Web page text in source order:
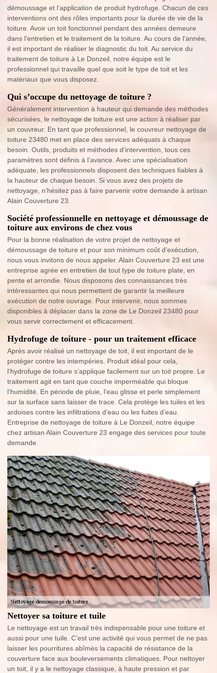
démoussage et l’application de produit hydrofuge. Chacun de ces
interventions ont des rôles importants pour la durée de vie de la
toiture. Avoir un toit fonctionnel pendant des années demeure
dans l’entretien et le traitement de la toiture. Au cours de l’année,
il est important de réaliser le diagnostic du toit. Au service du
traitement de toiture à Le Donzeil, notre équipe est le
professionnel qui travaille quel que soit le type de toit et les
matériaux que vous disposez.
Qui s’occupe du nettoyage de toiture ?
Généralement intervention à hauteur qui demande des méthodes
sécurisées, le nettoyage de toiture est une action à réaliser par
un couvreur. En tant que professionnel, le couvreur nettoyage de
toiture 23480 met en place des services adéquats à chaque
besoin. Outils, produits et méthodes d’intervention, tous ces
paramètres sont définis à l’avance. Avec une spécialisation
adéquate, les professionnels disposent des techniques fiables à
la hauteur de chaque besoin. Si vous avez des projets de
nettoyage, n’hésitez pas à faire parvenir votre demande à artisan
Alain Couverture 23.
Société professionnelle en nettoyage et démoussage de
toiture aux environs de chez vous
Pour la bonne réalisation de votre projet de nettoyage et
démoussage de toiture et pour son minimum coût d’exécution,
nous vous invitons de nous appeler. Alain Couverture 23 est une
entreprise agrée en entretien de tout type de toiture plate, en
pente et arrondie. Nous disposons des connaissances très
intéressantes qui nous permettent de garantir la meilleure
exécution de notre ouvrage. Pour intervenir, nous sommes
disponibles à déplacer dans la zone de Le Donzeil 23480 pour
vous servir correctement et efficacement.
Hydrofuge de toiture - pour un traitement efficace
Après avoir réalisé un nettoyage de toit, il est important de le
protéger contre les intempéries. Produit idéal pour cela,
l’hydrofuge de toiture s’applique facilement sur un toit propre. Le
traitement agit en tant que couche imperméable qui bloque
l’humidité. En période de pluie, l’eau glisse et perle simplement
sur la surface sans laisser de trace. Cela protège les tuiles et les
ardoises contre les infiltrations d’eau ou les fuites d’eau.
Entreprise de nettoyage de toiture à Le Donzeil, notre équipe
chez artisan Alain Couverture 23 engage des services pour toute
demande.
Nettoyer sa toiture et tuile
Le nettoyage est un travail très indispensable pour une toiture et
aussi pour une tuile. C’est une activité qui vous permet de ne pas
laisser les pourritures abîmés la capacité de résistance de la
couverture face aux bouleversements climatiques. Pour nettoyer
un toit, il y a le nettoyage classique, à haute pression et par